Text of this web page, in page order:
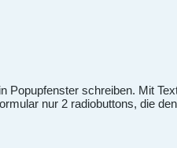
schreiben. Mit
nur 2 radiobuttons, die